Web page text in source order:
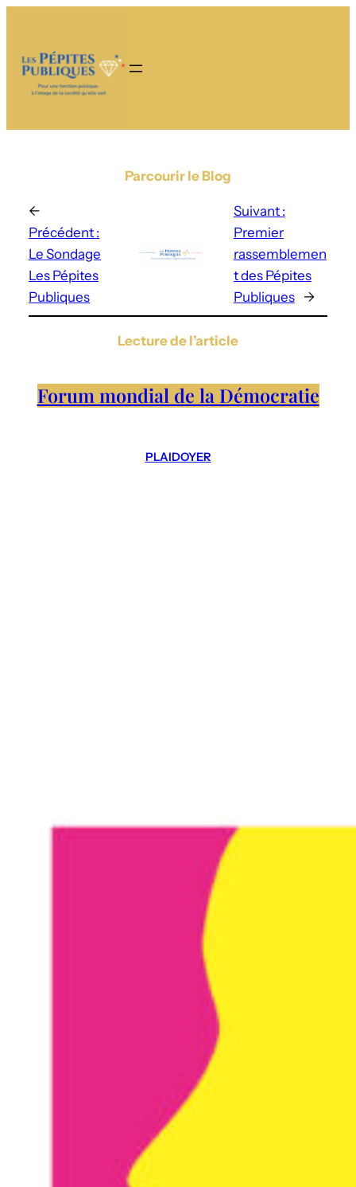
Parcourir le Blog
←
Précédent :
Le Sondage
Les Pépites
Publiques
Suivant :
Premier
rassemblemen
t des Pépites
Publiques
→
Lecture de l’article
Forum mondial de la Démocratie
PLAIDOYER